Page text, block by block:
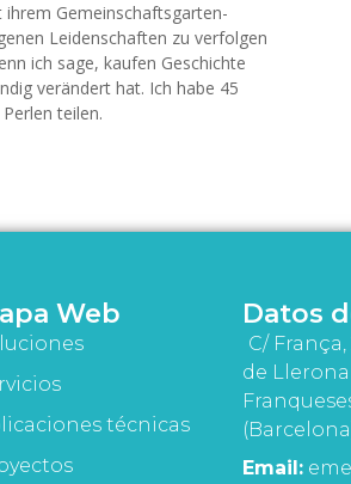
ihrem Gemeinschaftsgarten-
Leidenschaften zu verfolgen
ich sage, kaufen Geschichte
verändert hat. Ich habe 45
teilen.
Web
técnicas
Datos
C/
de
Email: